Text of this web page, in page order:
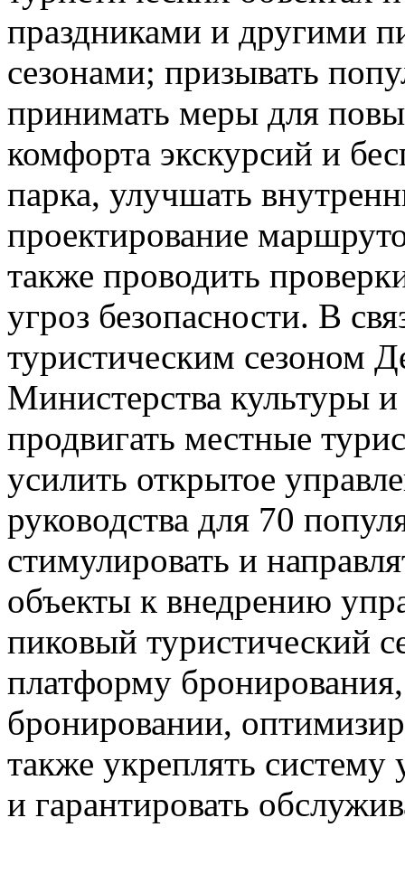
праздниками и другими
сезонами; призывать
принимать меры для
комфорта экскурсий и
парка, улучшать
проектирование
также проводить
угроз безопасности. В
туристическим сезоном
Министерства культуры
продвигать местные
усилить открытое
руководства для 70
стимулировать и
объекты к внедрению
пиковый туристический
платформу
бронировании,
также укреплять
и гарантировать